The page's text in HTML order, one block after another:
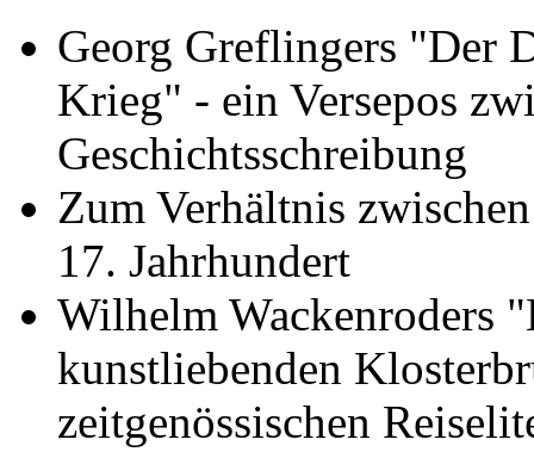
Georg Greflingers "Der
Krieg" - ein Versepos
Geschichtsschreibung
Zum Verhältnis
17. Jahrhundert
Wilhelm Wackenroders
kunstliebenden
zeitgenössischen